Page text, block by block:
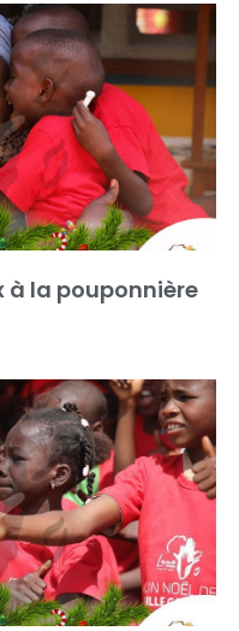
à la pouponnière